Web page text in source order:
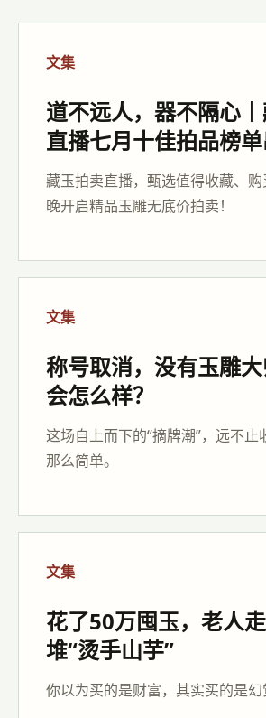
文集
道不远人，器不隔心
直播七月十佳拍品榜单
藏玉拍卖直播，甄选值得收藏、
晚开启精品玉雕无底价拍卖！
文集
称号取消，没有玉雕
会怎么样？
这场自上而下的“摘牌潮”，远不止
那么简单。
文集
花了50万囤玉，老人
堆“烫手山芋”
你以为买的是财富，其实买的是幻